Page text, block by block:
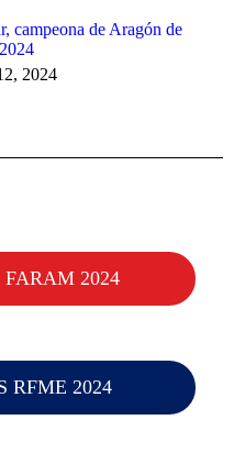
campeona de Aragón de
2024
2024
RFME 2024